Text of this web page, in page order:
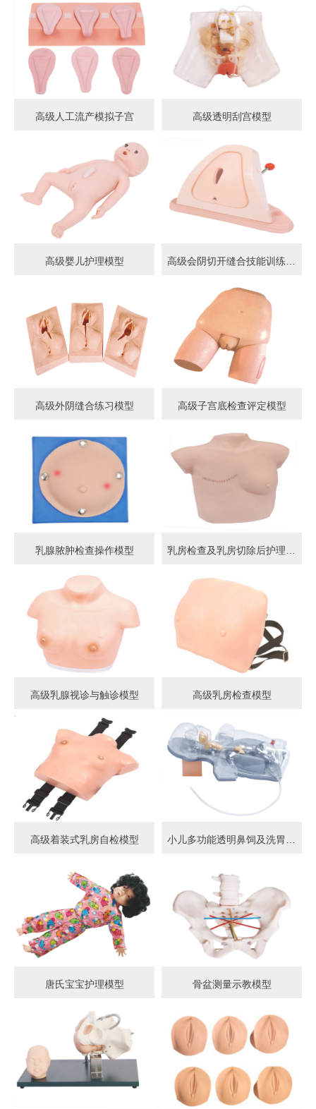
高级人工流产模拟子宫 高级透明刮宫模型
高级婴儿护理模型
高级外阴缝合练习模型 高级子宫底检查评定模型
乳腺脓肿检查操作模型
高级乳腺视诊与触诊模型 高级乳房检查模型
高级着装式乳房自检模型
唐氏宝宝护理模型 骨盆测量示教模型